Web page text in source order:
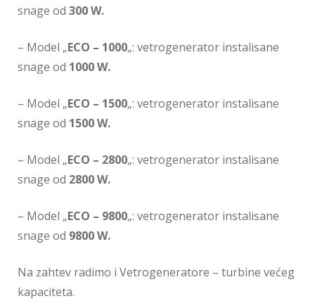
snage od 300 W.
– Model „ECO – 1000„: vetrogenerator instalisane
snage od 1000 W.
– Model „ECO – 1500„: vetrogenerator instalisane
snage od 1500 W.
– Model „ECO – 2800„: vetrogenerator instalisane
snage od 2800 W.
– Model „ECO – 9800„: vetrogenerator instalisane
snage od 9800 W.
Na zahtev radimo i Vetrogeneratore – turbine većeg
kapaciteta.